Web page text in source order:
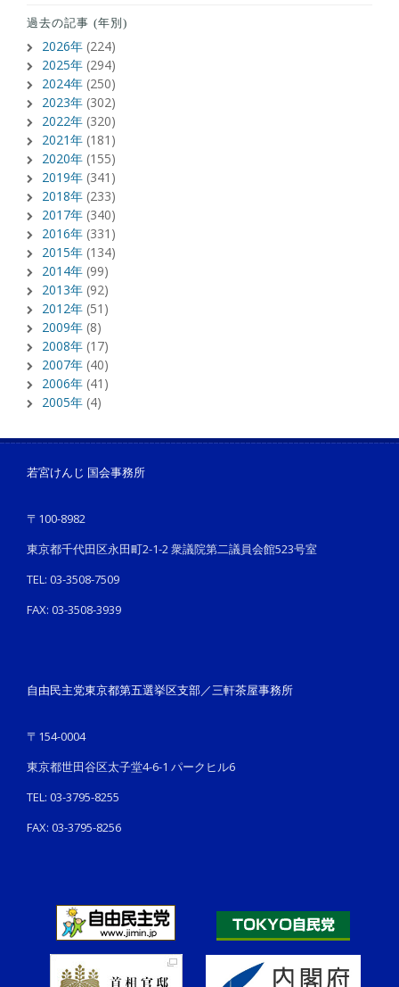
過去の記事 (年別)
2026年 (224)
2025年 (294)
2024年 (250)
2023年 (302)
2022年 (320)
2021年 (181)
2020年 (155)
2019年 (341)
2018年 (233)
2017年 (340)
2016年 (331)
2015年 (134)
2014年 (99)
2013年 (92)
2012年 (51)
2009年 (8)
2008年 (17)
2007年 (40)
2006年 (41)
2005年 (4)
若宮けんじ 国会事務所
〒100-8982
東京都千代田区永田町2-1-2 衆議院第二議員会館523号室
TEL: 03-3508-7509
FAX: 03-3508-3939
自由民主党東京都第五選挙区支部／三軒茶屋事務所
〒154-0004
東京都世田谷区太子堂4-6-1 パークヒル6
TEL: 03-3795-8255
FAX: 03-3795-8256